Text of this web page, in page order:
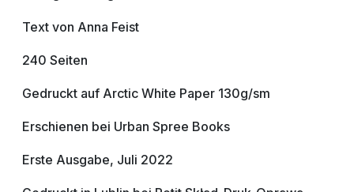
Text von Anna Feist
240 Seiten
Gedruckt auf Arctic White Paper 130g/sm
Erschienen bei Urban Spree Books
Erste Ausgabe, Juli 2022